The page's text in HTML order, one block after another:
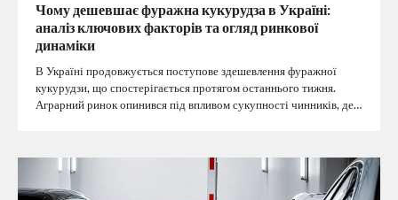
Чому дешевшає фуражна кукурудза в Україні:
аналіз ключових факторів та огляд ринкової
динаміки
В Україні продовжується поступове здешевлення фуражної
кукурудзи, що спостерігається протягом останнього тижня.
Аграрний ринок опинився під впливом сукупності чинників, де…